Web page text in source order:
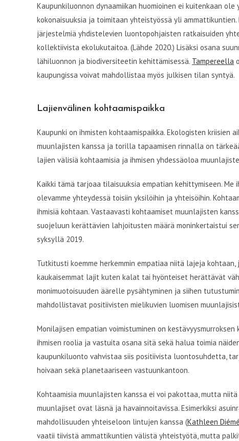
Kaupunkiluonnon dynaamiikan huomioinen ei kuitenkaan
kokonaisuuksia ja toimitaan yhteistyössä yli
järjestelmiä yhdistelevien luontopohjaisten ratkaisuiden
kollektiivista ekolukutaitoa. (Lähde 2020.) Lisäksi osana
lähiluonnon ja biodiversiteetin kehittämisessä. Tampereella
kaupungissa voivat mahdollistaa myös julkisen tilan syntyä.
Lajienvälinen kohtaamispaikka
Kaupunki on ihmisten kohtaamispaikka. Ekologisten kriisien
muunlajisten kanssa ja torilla tapaamisen rinnalla on
lajien välisiä kohtaamisia ja ihmisen yhdessäoloa
Kaikki tämä tarjoaa tilaisuuksia empatian kehittymiseen.
olevamme yhteydessä toisiin yksilöihin ja yhteisöihin.
ihmisiä kohtaan. Vastaavasti kohtaamiset muunlajisten
suojeluun kerättävien lahjoitusten määrä moninkertaistui
syksyllä 2019.
Tutkitusti koemme herkemmin empatiaa niitä lajeja
kaukaisemmat lajit kuten kalat tai hyönteiset herättävät
monimuotoisuuden äärelle pysähtyminen ja siihen
mahdollistavat positiivisten mielikuvien luomisen
Monilajisen empatian voimistuminen on
ihmisen roolia ja vastuita osana sitä sekä halua toimia
kaupunkiluonto vahvistaa siis positiivista luontosuhdetta,
hoivaan sekä planetaariseen vastuunkantoon.
Kohtaamisia muunlajisten kanssa ei voi pakottaa, mutta
muunlajiset ovat läsnä ja havainnoitavissa. Esimerkiksi
mahdollisuuden yhteiseloon lintujen kanssa (Kathleen
vaatii tiivistä ammattikuntien välistä yhteistyötä, mutta